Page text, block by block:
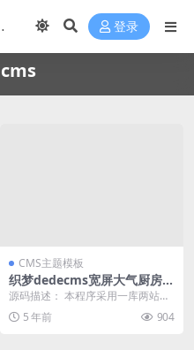
登录
CMS主题模板
织梦dedecms宽屏大气厨房装
修设计公司网站源码 自适应手
源码描述： 本程序采用一库两站简
洁方便管理后台，一个后台管理两
网站，电脑版+手机...
5 年前 904